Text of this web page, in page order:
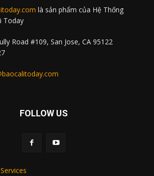
là sản phẩm của Hệ Thống
Today
Road #109, San Jose, CA 95122
FOLLOW US